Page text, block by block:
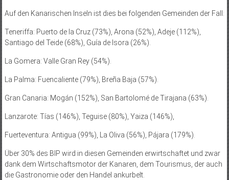
Auf den Kanarischen Inseln ist dies bei folgenden Gemeinden der Fall:
Teneriffa: Puerto de la Cruz (73%), Arona (52%), Adeje (112%),
Santiago del Teide (68%), Guía de Isora (26%).
La Gomera: Valle Gran Rey (54%).
La Palma: Fuencaliente (79%), Breña Baja (57%).
Gran Canaria: Mogán (152%), San Bartolomé de Tirajana (63%).
Lanzarote: Tías (146%), Teguise (80%), Yaiza (146%),
Fuerteventura: Antigua (99%), La Oliva (56%), Pájara (179%).
Über 30% des BIP wird in diesen Gemeinden erwirtschaftet und zwar
dank dem Wirtschaftsmotor der Kanaren, dem Tourismus, der auch
die Gastronomie oder den Handel ankurbelt.